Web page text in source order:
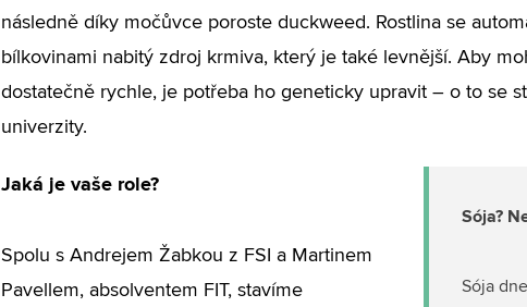
následně díky močůvce poroste duckweed. Rostlina se
bílkovinami nabitý zdroj krmiva, který je také levnější. Aby
dostatečně rychle, je potřeba ho geneticky upravit – o to se
univerzity.
Sója?
Sója
Jaká je vaše role?
Spolu s Andrejem Žabkou z FSI a Martinem
Pavellem, absolventem FIT, stavíme